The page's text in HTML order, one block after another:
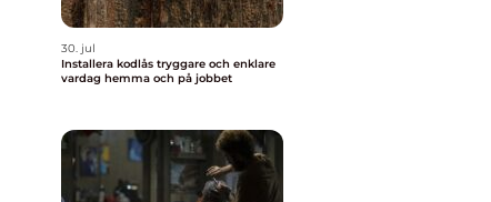
30. jul
Installera kodlås tryggare och enklare
vardag hemma och på jobbet